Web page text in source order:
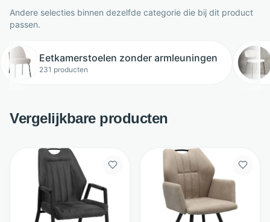
Andere selecties binnen dezelfde categorie die bij dit product
passen.
Eetkamerstoelen zonder armleuningen
231 producten
Vergelijkbare producten